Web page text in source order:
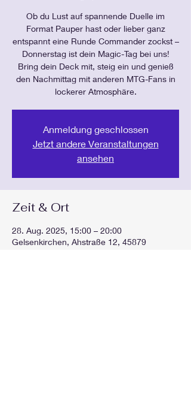
Ob du Lust auf spannende Duelle im
Format Pauper hast oder lieber ganz
entspannt eine Runde Commander zockst –
Donnerstag ist dein Magic-Tag bei uns!
Bring dein Deck mit, steig ein und genieß
den Nachmittag mit anderen MTG-Fans in
lockerer Atmosphäre.
Anmeldung geschlossen
Jetzt andere Veranstaltungen
ansehen
Zeit & Ort
28. Aug. 2025, 15:00 – 20:00
Gelsenkirchen, Ahstraße 12, 45879